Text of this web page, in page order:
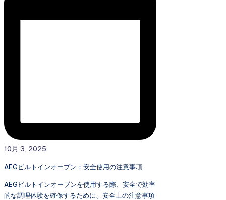
10月 3, 2025
AEGビルトインオーブン：安全使用の注意事項
AEGビルトインオーブンを使用する際、安全で効率
的な調理体験を確保するために、安全上の注意事項